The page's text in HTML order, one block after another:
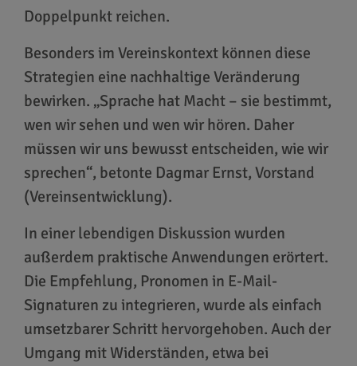
Doppelpunkt reichen.
Besonders im Vereinskontext können diese
Strategien eine nachhaltige Veränderung
bewirken. „Sprache hat Macht – sie bestimmt,
wen wir sehen und wen wir hören. Daher
müssen wir uns bewusst entscheiden, wie wir
sprechen“, betonte Dagmar Ernst, Vorstand
(Vereinsentwicklung).
In einer lebendigen Diskussion wurden
außerdem praktische Anwendungen erörtert.
Die Empfehlung, Pronomen in E-Mail-
Signaturen zu integrieren, wurde als einfach
umsetzbarer Schritt hervorgehoben. Auch der
Umgang mit Widerständen, etwa bei